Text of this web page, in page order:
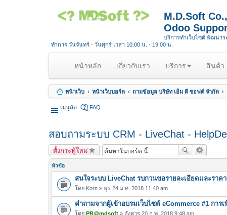
M.D.Soft
Odoo
บริการทำเว็บไซต์ พัฒนาร
ทำการ วันจันทร์ - วันศุกร์ เวลา 10.00 น. - 19.00 น.
หน้าหลัก(
u
r
t
)
เกี่ยวกับเรา บริการ สินค้า
หน้าเว็บ หน้าเว็บบอร์ด ถามข้อมูล บริษัท เอ็ม ดี ซอฟต์ จำกัด
เมนูลัด FAQ
สอบถามระบบ CRM - LiveChat -
ตั้งกระทู้ใหม่
หัวข้อ
สนใจระบบ LiveChat รบกวนขอรายละเอียดและราค
โดย Korn » พุธ 24 ม.ค. 2018 11:40 am
คำถามจากผู้เข้าอบรมเว็บไซต์ eCommerce #1 การ
โดย PR@mdsoft » อังคาร 20 ก.พ. 2018 9:48 am